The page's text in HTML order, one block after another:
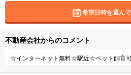
希望日時を選ん
不動産会社からのコメント
☆インターネット無料☆駅近☆ペット飼育